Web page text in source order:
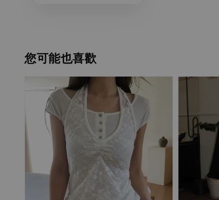
您可能也喜歡